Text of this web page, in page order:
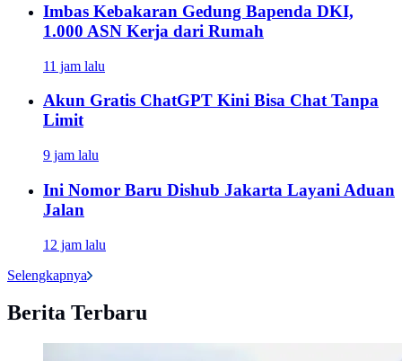
Imbas Kebakaran Gedung Bapenda DKI,
1.000 ASN Kerja dari Rumah
11 jam lalu
Akun Gratis ChatGPT Kini Bisa Chat Tanpa
Limit
9 jam lalu
Ini Nomor Baru Dishub Jakarta Layani Aduan
Jalan
12 jam lalu
Selengkapnya
Berita Terbaru